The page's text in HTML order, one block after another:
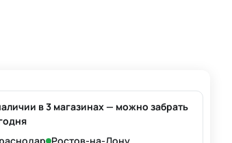
в 3 магазинах — можно забрать